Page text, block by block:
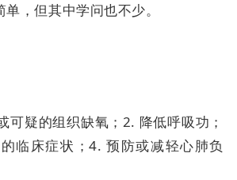
，但其中学问也不少。
可疑的组织缺氧； 2. 降低呼吸功；
临床症状；4. 预防或减轻心肺负